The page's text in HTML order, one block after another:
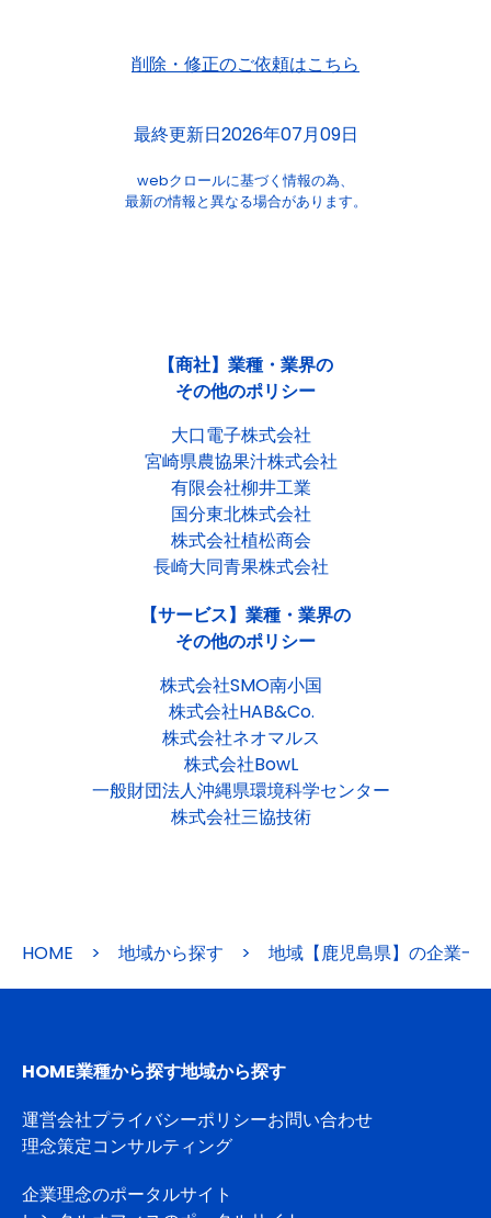
削除・修正のご依頼はこちら
最終更新日2026年07月09日
webクロールに基づく情報の為、
最新の情報と異なる場合があります。
【商社】業種・業界の
その他のポリシー
大口電子株式会社
宮崎県農協果汁株式会社
有限会社柳井工業
国分東北株式会社
株式会社植松商会
長崎大同青果株式会社
【サービス】業種・業界の
その他のポリシー
株式会社SMO南小国
株式会社HAB&Co.
株式会社ネオマルス
株式会社BowL
一般財団法人沖縄県環境科学センター
株式会社三協技術
HOME > 地域から探す > 地域【鹿児島県】の企業一
HOME業種から探す地域から探す
運営会社プライバシーポリシーお問い合わせ
理念策定コンサルティング
企業理念のポータルサイト